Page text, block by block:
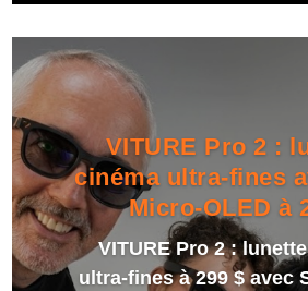
VITURE Pro 2 :
cinéma ultra-fines
Micro-OLED à
VITURE Pro 2 :
ultra-fines à 299 $ avec